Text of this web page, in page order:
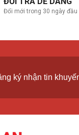
Đổi mới trong 30 ngày đầu